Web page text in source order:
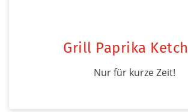
Grill Paprika
Nur für kurze Zeit!